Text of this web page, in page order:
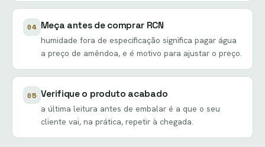
04 Meça antes de comprar RCN
humidade fora de especificação significa pagar água
a preço de amêndoa, e é motivo para ajustar o preço.
05 Verifique o produto acabado
a última leitura antes de embalar é a que o seu
cliente vai, na prática, repetir à chegada.